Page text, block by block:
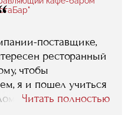
поставщике,
ресторанный
чтобы
я и пошел учиться
по концепции
Читать полностью